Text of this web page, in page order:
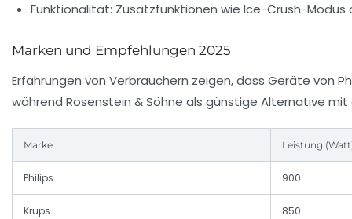
Funktionalität: Zusatzfunktionen wie Ice-Crush-
Marken und Empfehlungen 2025
Erfahrungen von Verbrauchern zeigen, dass Geräte von
während Rosenstein & Söhne als günstige Alternative
Marke Leistung
Philips 900
Krups 850